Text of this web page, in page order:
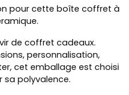
pour cette boîte coffret à
de coffret cadeaux.
personnalisation,
cet emballage est choisi
sa polyvalence.